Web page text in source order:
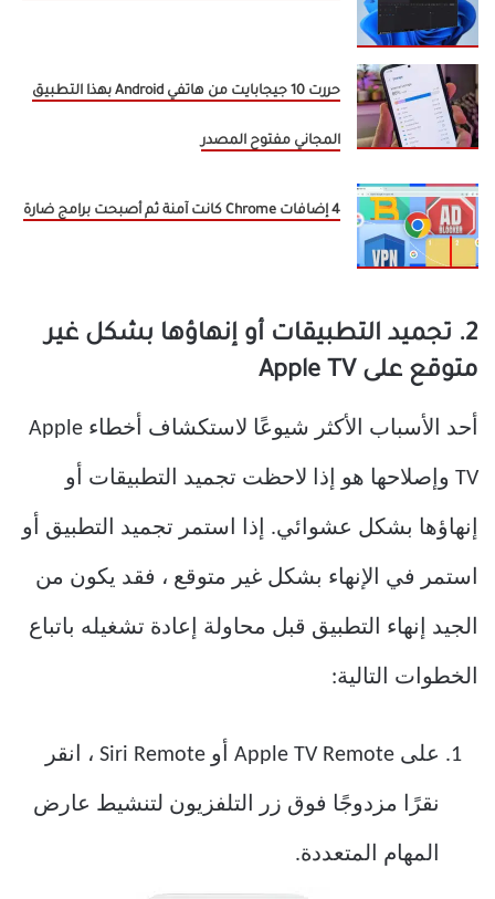
حررت 10 جيجابايت من هاتفي Android بهذا التطبيق
المجاني مفتوح المصدر
4 إضافات Chrome كانت آمنة ثم أصبحت برامج ضارة
2. تجميد التطبيقات أو إنهاؤها بشكل غير
متوقع على Apple TV
أحد الأسباب الأكثر شيوعًا لاستكشاف أخطاء Apple
TV وإصلاحها هو إذا لاحظت تجميد التطبيقات أو
إنهاؤها بشكل عشوائي. إذا استمر تجميد التطبيق أو
استمر في الإنهاء بشكل غير متوقع ، فقد يكون من
الجيد إنهاء التطبيق قبل محاولة إعادة تشغيله باتباع
الخطوات التالية:
على Apple TV Remote أو Siri Remote ، انقر
نقرًا مزدوجًا فوق زر التلفزيون لتنشيط عارض
المهام المتعددة.